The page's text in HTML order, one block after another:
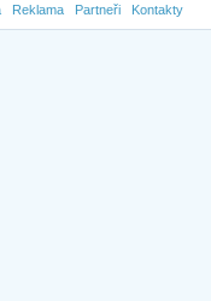
Reklama Partneři Kontakty